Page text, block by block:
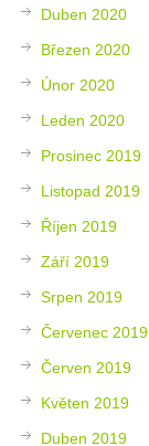
Duben 2020
Březen 2020
Únor 2020
Leden 2020
Prosinec 2019
Listopad 2019
Říjen 2019
Září 2019
Srpen 2019
Červenec 2019
Červen 2019
Květen 2019
Duben 2019